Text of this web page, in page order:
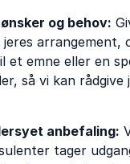
og behov:
arrangement,
et emne eller en
så vi kan rådgive
anbefaling:
tager